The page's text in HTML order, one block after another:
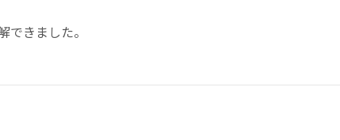
できました。